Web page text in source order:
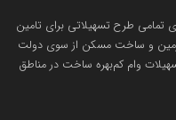
طرح تسهیلاتی برای تامین
و ساخت مسکن از سوی دولت
وام کم‌بهره ساخت در مناطق